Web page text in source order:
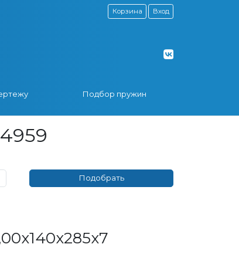
Корзина Вход
Подбор пружин